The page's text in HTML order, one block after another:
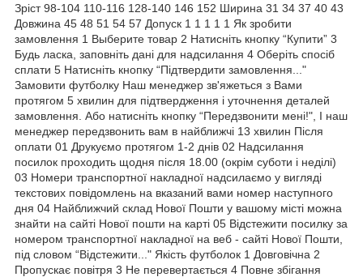
Зріст 98-104 110-116 128-140 146 152 Ширина 31 34 37 40 43
Довжина 45 48 51 54 57 Допуск 1 1 1 1 1 Як зробити
замовлення 1 Выберите товар 2 Натисніть кнопку “Купити” 3
Будь ласка, заповніть дані для надсилання 4 Оберіть спосіб
сплати 5 Натисніть кнопку “Підтвердити замовлення..."
Замовити футболку Наш менеджер зв'яжеться з Вами
протягом 5 хвилин для підтвердження і уточнення деталей
замовлення. Або натисніть кнопку “Передзвонити мені!", І наш
менеджер передзвонить вам в найближчі 13 хвилин Після
оплати 01 Друкуємо протягом 1-2 днів 02 Надсилання
посилок проходить щодня після 18.00 (окрім суботи і неділі)
03 Номери транспортної накладної надсилаємо у вигляді
текстових повідомлень на вказаний вами номер наступного
дня 04 Найближчий склад Нової Пошти у вашому місті можна
знайти на сайті Нової пошти на карті 05 Відстежити посилку за
номером транспортної накладної на веб - сайті Нової Пошти,
під словом “Відстежити..." Якість футболок 1 Довговічна 2
Пропускає повітря 3 Не перевертається 4 Повне збігання